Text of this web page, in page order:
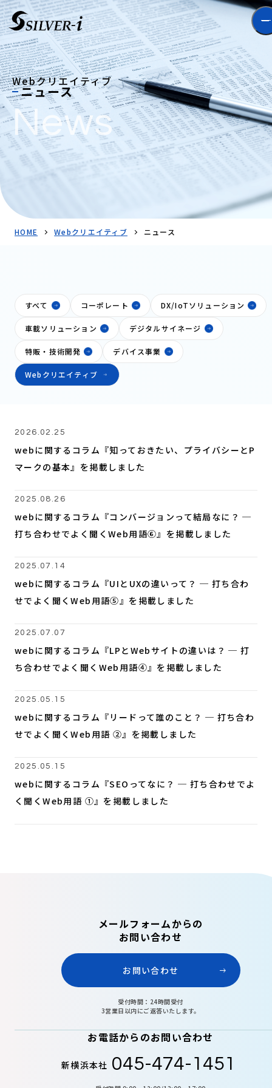
Webクリエイティブ
ニュース
News
HOME Webクリエイティブ ニュース
すべて コーポレート DX/IoTソリューション
車載ソリューション デジタルサイネージ
特販・技術開発 デバイス事業
Webクリエイティブ
2026.02.25
webに関するコラム『知っておきたい、プライバシーとP
マークの基本』を掲載しました
2025.08.26
webに関するコラム『コンバージョンって結局なに？ ─
打ち合わせでよく聞くWeb用語⑥』を掲載しました
2025.07.14
webに関するコラム『UIとUXの違いって？ ─ 打ち合わ
せでよく聞くWeb用語⑤』を掲載しました
2025.07.07
webに関するコラム『LPとWebサイトの違いは？ ─ 打
ち合わせでよく聞くWeb用語④』を掲載しました
2025.05.15
webに関するコラム『リードって誰のこと？ ─ 打ち合わ
せでよく聞くWeb用語 ②』を掲載しました
2025.05.15
webに関するコラム『SEOってなに？ ─ 打ち合わせでよ
く聞くWeb用語 ①』を掲載しました
メールフォームからの
お問い合わせ
お問い合わせ
受付時間：24時間受付
3営業日以内にご返答いたします。
お電話からのお問い合わせ
新横浜本社 045-474-1451